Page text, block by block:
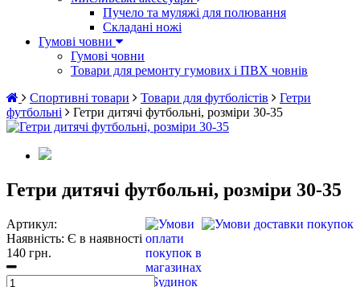
Пучело та муляжі для полювання
Складані ножі
Гумові човни
Гумові човни
Товари для ремонту гумових і ПВХ човнів
Спортивні товари
Товари для футболістів
Гетри
футбольні
Гетри дитячі футбольні, розміри 30-35
Гетри дитячі футбольні, розміри 30-35
Артикул:
Наявність: Є в наявності
140 грн.